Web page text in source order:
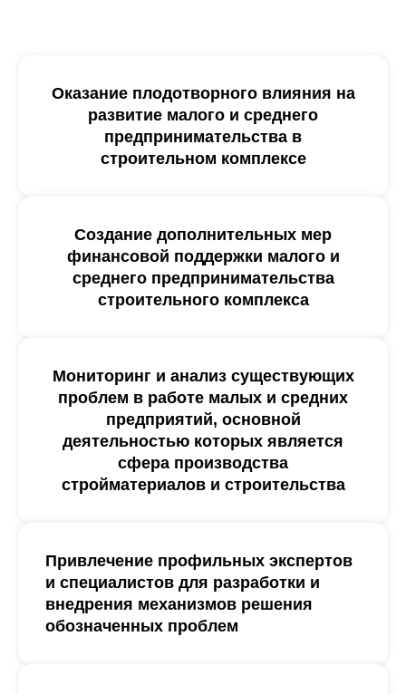
Оказание плодотворного влияния на
развитие малого и среднего
предпринимательства в
строительном комплексе
Создание дополнительных мер
финансовой поддержки малого и
среднего предпринимательства
строительного комплекса
Мониторинг и анализ существующих
проблем в работе малых и средних
предприятий, основной
деятельностью которых является
сфера производства
стройматериалов и строительства
Привлечение профильных экспертов
и специалистов для разработки и
внедрения механизмов решения
обозначенных проблем